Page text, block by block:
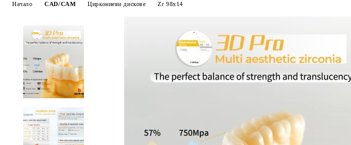
Начало CAD/CAM Циркониеви дискове Zr 98x14